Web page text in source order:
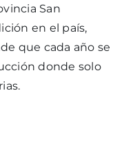
San
en el país,
que cada año se
donde solo